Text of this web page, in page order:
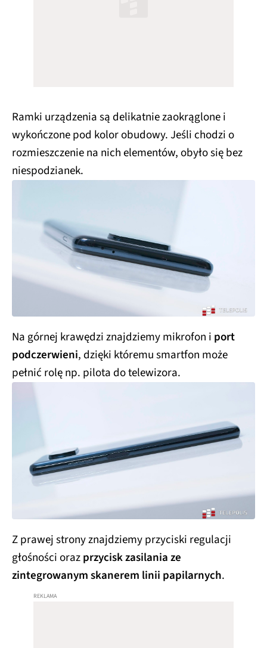
Ramki urządzenia są delikatnie zaokrąglone i
wykończone pod kolor obudowy. Jeśli chodzi o
rozmieszczenie na nich elementów, obyło się bez
niespodzianek.
Na górnej krawędzi znajdziemy mikrofon i port
podczerwieni, dzięki któremu smartfon może
pełnić rolę np. pilota do telewizora.
Z prawej strony znajdziemy przyciski regulacji
głośności orazprzycisk zasilania ze
zintegrowanym skanerem linii papilarnych.